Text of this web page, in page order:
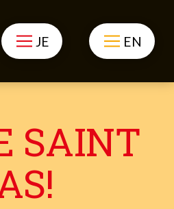
JE EN
SAINT